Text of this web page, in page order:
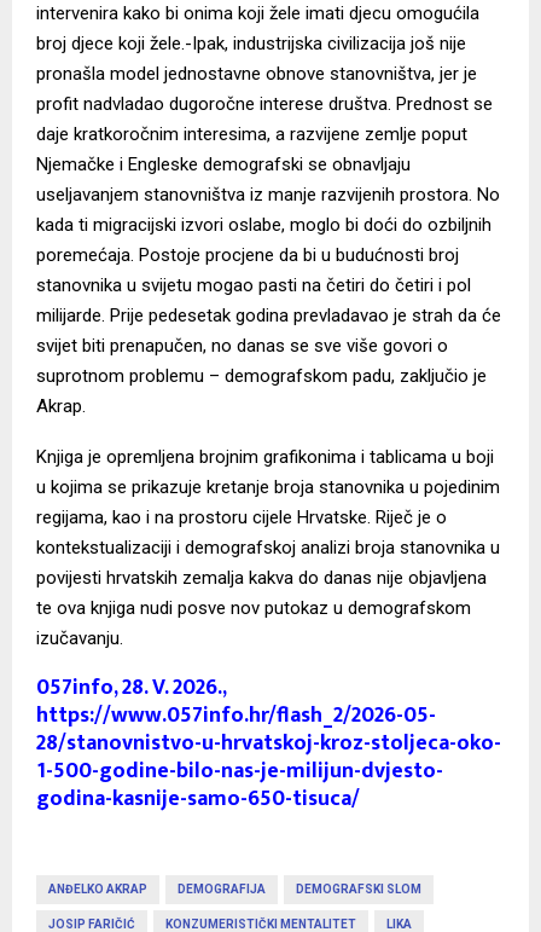
intervenira kako bi onima koji žele imati djecu omogućila
broj djece koji žele.-Ipak, industrijska civilizacija još nije
pronašla model jednostavne obnove stanovništva, jer je
profit nadvladao dugoročne interese društva. Prednost se
daje kratkoročnim interesima, a razvijene zemlje poput
Njemačke i Engleske demografski se obnavljaju
useljavanjem stanovništva iz manje razvijenih prostora. No
kada ti migracijski izvori oslabe, moglo bi doći do ozbiljnih
poremećaja. Postoje procjene da bi u budućnosti broj
stanovnika u svijetu mogao pasti na četiri do četiri i pol
milijarde. Prije pedesetak godina prevladavao je strah da će
svijet biti prenapučen, no danas se sve više govori o
suprotnom problemu – demografskom padu, zaključio je
Akrap.
Knjiga je opremljena brojnim grafikonima i tablicama u boji
u kojima se prikazuje kretanje broja stanovnika u pojedinim
regijama, kao i na prostoru cijele Hrvatske. Riječ je o
kontekstualizaciji i demografskoj analizi broja stanovnika u
povijesti hrvatskih zemalja kakva do danas nije objavljena
te ova knjiga nudi posve nov putokaz u demografskom
izučavanju.
057info,28. V. 2026.,
https://www.057info.hr/flash_2/2026-05-
28/stanovnistvo-u-hrvatskoj-kroz-stoljeca-oko-
1-500-godine-bilo-nas-je-milijun-dvjesto-
godina-kasnije-samo-650-tisuca/
ANĐELKO AKRAP DEMOGRAFIJA DEMOGRAFSKI SLOM
JOSIP FARIČIĆ KONZUMERISTIČKI MENTALITET LIKA